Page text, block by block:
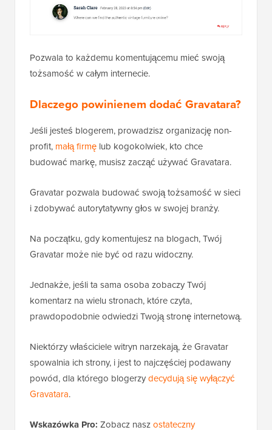
Pozwala to każdemu komentującemu mieć swoją
tożsamość w całym internecie.
Dlaczego powinienem dodać Gravatara?
Jeśli jesteś blogerem, prowadzisz organizację non-
profit, małą firmę lub kogokolwiek, kto chce
budować markę, musisz zacząć używać Gravatara.
Gravatar pozwala budować swoją tożsamość w sieci
i zdobywać autorytatywny głos w swojej branży.
Na początku, gdy komentujesz na blogach, Twój
Gravatar może nie być od razu widoczny.
Jednakże, jeśli ta sama osoba zobaczy Twój
komentarz na wielu stronach, które czyta,
prawdopodobnie odwiedzi Twoją stronę internetową.
Niektórzy właściciele witryn narzekają, że Gravatar
spowalnia ich strony, i jest to najczęściej podawany
powód, dla którego blogerzydecydują się wyłączyć
Gravatara.
Wskazówka Pro: Zobacz naszostateczny